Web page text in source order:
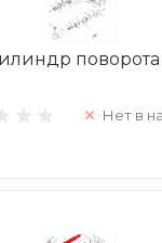
поворота
Нет в